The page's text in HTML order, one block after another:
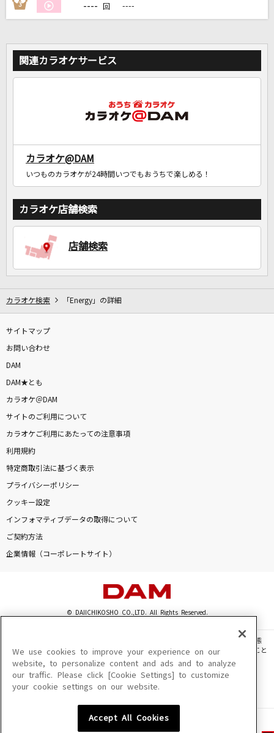
3 ---- 回 ----
関連カラオケサービス
カラオケ@DAM
いつものカラオケが24時間いつでもおうちで楽しめる！
カラオケ店舗検索
店舗検索
カラオケ検索 「Energy」の詳細
サイトマップ
お問い合わせ
DAM
DAM★とも
カラオケ＠DAM
サイトのご利用について
カラオケご利用にあたっての注意事項
利用規約
特定商取引法に基づく表示
プライバシーポリシー
クッキー設定
インフォマティブデータの取得について
ご契約方法
企業情報（コーポレートサイト）
© DAIICHIKOSHO CO.,LTD. All Rights Reserved.
このサイトに掲載されている一切の文章・画像・写真・動画・音声等を、手段や形態
を問わず、著作権法の定める範囲を超えて無断で複製、転載、ファイル化などすること
を禁じます。
楽曲及びコンテンツは、機種によりご利用いただけない場合があります。
楽曲及びコンテンツの配信日、配信内容が変更になる場合があります。
We use cookies to improve your experience on our
website, to personalize content and ads and to analyze
our traffic. Please click [Cookie Settings] to customize
your cookie settings on our website.
Accept All Cookies